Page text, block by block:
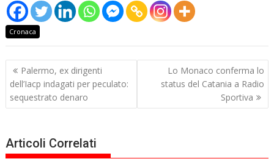
Cronaca
Navigazione
articoli
Palermo, ex dirigenti
dell’Iacp indagati per peculato:
sequestrato denaro
Lo Monaco conferma lo
status del Catania a Radio
Sportiva
Articoli Correlati